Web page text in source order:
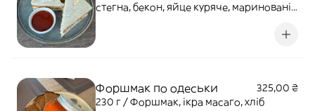
стегна, бекон, яйце куряче, мариновані
Форшмак по одеськи
325,00 ₴
230 г / Форшмак, ікра масаго, хліб